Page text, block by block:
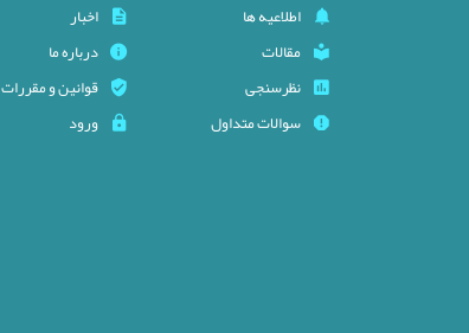
اطلاعیه ها
اخبار
مقالات
درباره ما
نظرسنجی
قوانین و مقررات
سوالات متداول
ورود